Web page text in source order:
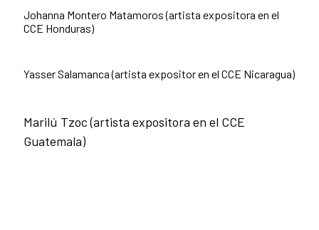
Johanna Montero Matamoros (artista expositora en el
CCE Honduras)
Yasser Salamanca (artista expositor en el CCE Nicaragua)
Marilú Tzoc (artista expositora en el CCE
Guatemala)